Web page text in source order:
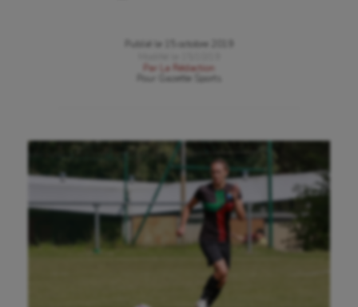
Publié le
15 octobre 2019
Par
La Rédaction
Gazette Sports